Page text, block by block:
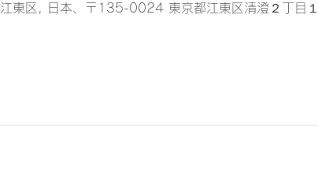
江東区, 日本、〒135-0024 東京都江東区清澄２丁目